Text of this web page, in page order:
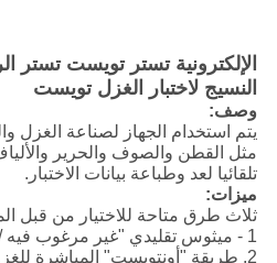
الإلكترونية تستر تويست تستر
النسيج لاختبار الغزل تويست
وصف:
يتم استخدام الجهاز لصناعة الغزل
مثل القطن والصوف والحرير والألياف
تلقائيا لعد وطباعة بيانات الاختبار.
ميزات:
ثلاث طرق متاحة للاختيار من قبل
1 - ميثوس تقليدي "غير مرغوب فيه / معاد" للخيوط المفردة.
2. طريقة "أونتويست" المباشرة